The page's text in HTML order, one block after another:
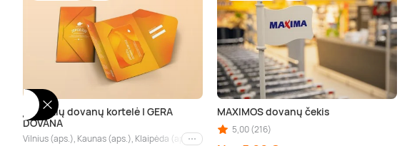
Įspūdžių dovanų kortelė | GERA
DOVANA
Vilnius (aps.), Kaunas (aps.), Klaipėda (aps.), Palanga (aps.), Nida (aps.), Druskininkai (aps.),
MAXIMOS dovanų čekis
5,00 (216)